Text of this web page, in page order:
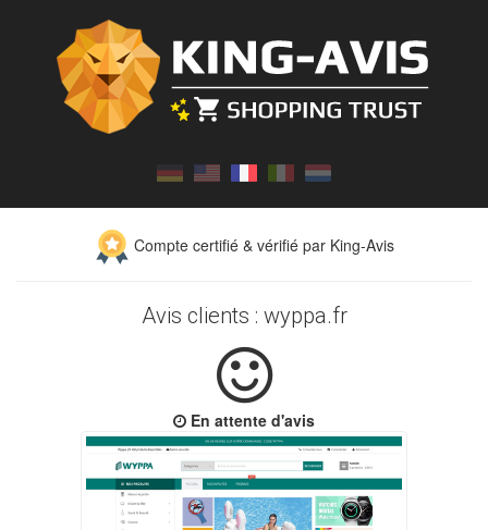
Compte certifié & vérifié par King-Avis
Avis clients : wyppa.fr
En attente d'avis